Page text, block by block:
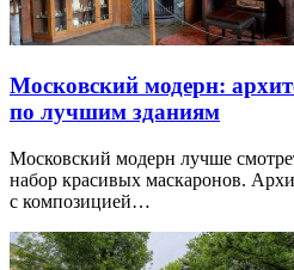
Московский модерн:
по лучшим зданиям
Московский модерн лучше
набор красивых маскаронов.
с композицией…